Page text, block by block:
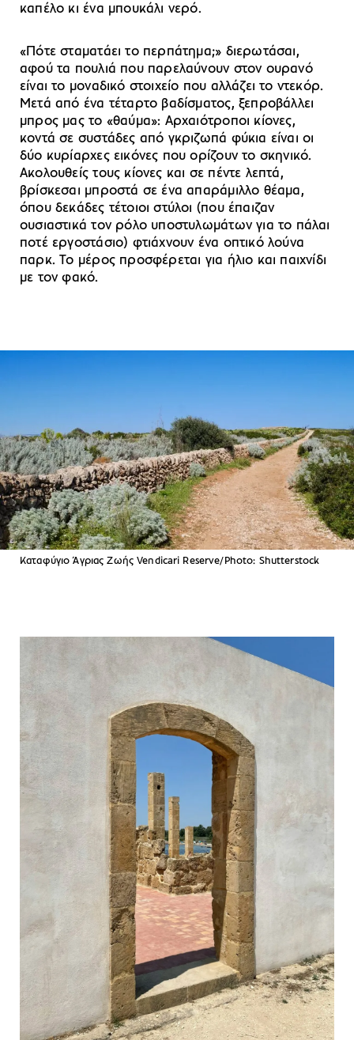
καπέλο κι ένα μπουκάλι νερό.
«Πότε σταματάει το περπάτημα;» διερωτάσαι,
αφού τα πουλιά που παρελαύνουν στον ουρανό
είναι το μοναδικό στοιχείο που αλλάζει το ντεκόρ.
Μετά από ένα τέταρτο βαδίσματος, ξεπροβάλλει
μπρος μας το «θαύμα»: Αρχαιότροποι κίονες,
κοντά σε συστάδες από γκριζωπά φύκια είναι οι
δύο κυρίαρχες εικόνες που ορίζουν το σκηνικό.
Ακολουθείς τους κίονες και σε πέντε λεπτά,
βρίσκεσαι μπροστά σε ένα απαράμιλλο θέαμα,
όπου δεκάδες τέτοιοι στύλοι (που έπαιζαν
ουσιαστικά τον ρόλο υποστυλωμάτων για το πάλαι
ποτέ εργοστάσιο) φτιάχνουν ένα οπτικό λούνα
παρκ. Το μέρος προσφέρεται για ήλιο και παιχνίδι
με τον φακό.
Καταφύγιο Άγριας Ζωής Vendicari Reserve/Photo: Shutterstock